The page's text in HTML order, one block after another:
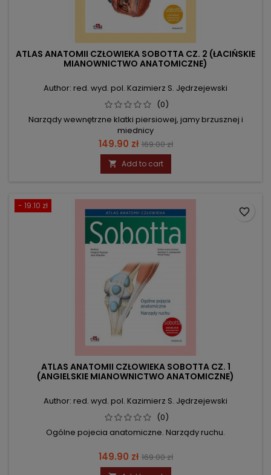
ATLAS ANATOMII CZŁOWIEKA SOBOTTA CZ. 2 (ŁACIŃSKIE
MIANOWNICTWO ANATOMICZNE)
Author: red. wyd. pol. Kazimierz S. Jędrzejewski
(0)
Narządy wewnętrzne klatki piersiowej, jamy brzusznej i
miednicy
Price
149.90 zł Regular
price
169.00 zł
 Add to cart
- 19.10 zł
ATLAS ANATOMII CZŁOWIEKA SOBOTTA CZ. 1
(ANGIELSKIE MIANOWNICTWO ANATOMICZNE)
Author: red. wyd. pol. Kazimierz S. Jędrzejewski
(0)
Ogólne pojecia anatomiczne. Narządy ruchu.
Price
149.90 zł Regular
price
169.00 zł
favorite_border